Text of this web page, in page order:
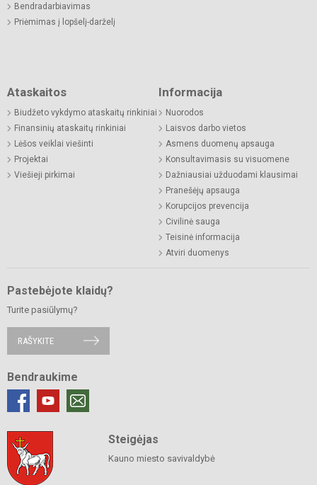
Bendradarbiavimas
Priėmimas į lopšelį-darželį
Ataskaitos
Biudžeto vykdymo ataskaitų rinkiniai
Finansinių ataskaitų rinkiniai
Lėšos veiklai viešinti
Projektai
Viešieji pirkimai
Informacija
Nuorodos
Laisvos darbo vietos
Asmens duomenų apsauga
Konsultavimasis su visuomene
Dažniausiai užduodami klausimai
Pranešėjų apsauga
Korupcijos prevencija
Civilinė sauga
Teisinė informacija
Atviri duomenys
Pastebėjote klaidų?
Turite pasiūlymų?
RAŠYKITE
Bendraukime
Steigėjas
Kauno miesto savivaldybė